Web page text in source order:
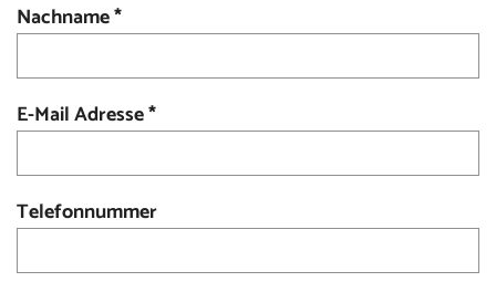
Nachname*
E-Mail Adresse*
Telefonnummer